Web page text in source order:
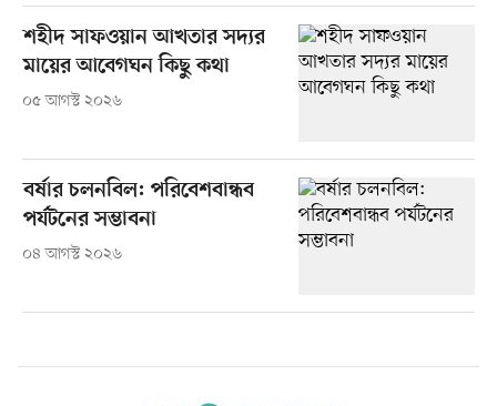
শহীদ সাফওয়ান আখতার সদ্যর
মায়ের আবেগঘন কিছু কথা
০৫ আগস্ট ২০২৬
বর্ষার চলনবিল: পরিবেশবান্ধব
পর্যটনের সম্ভাবনা
০৪ আগস্ট ২০২৬